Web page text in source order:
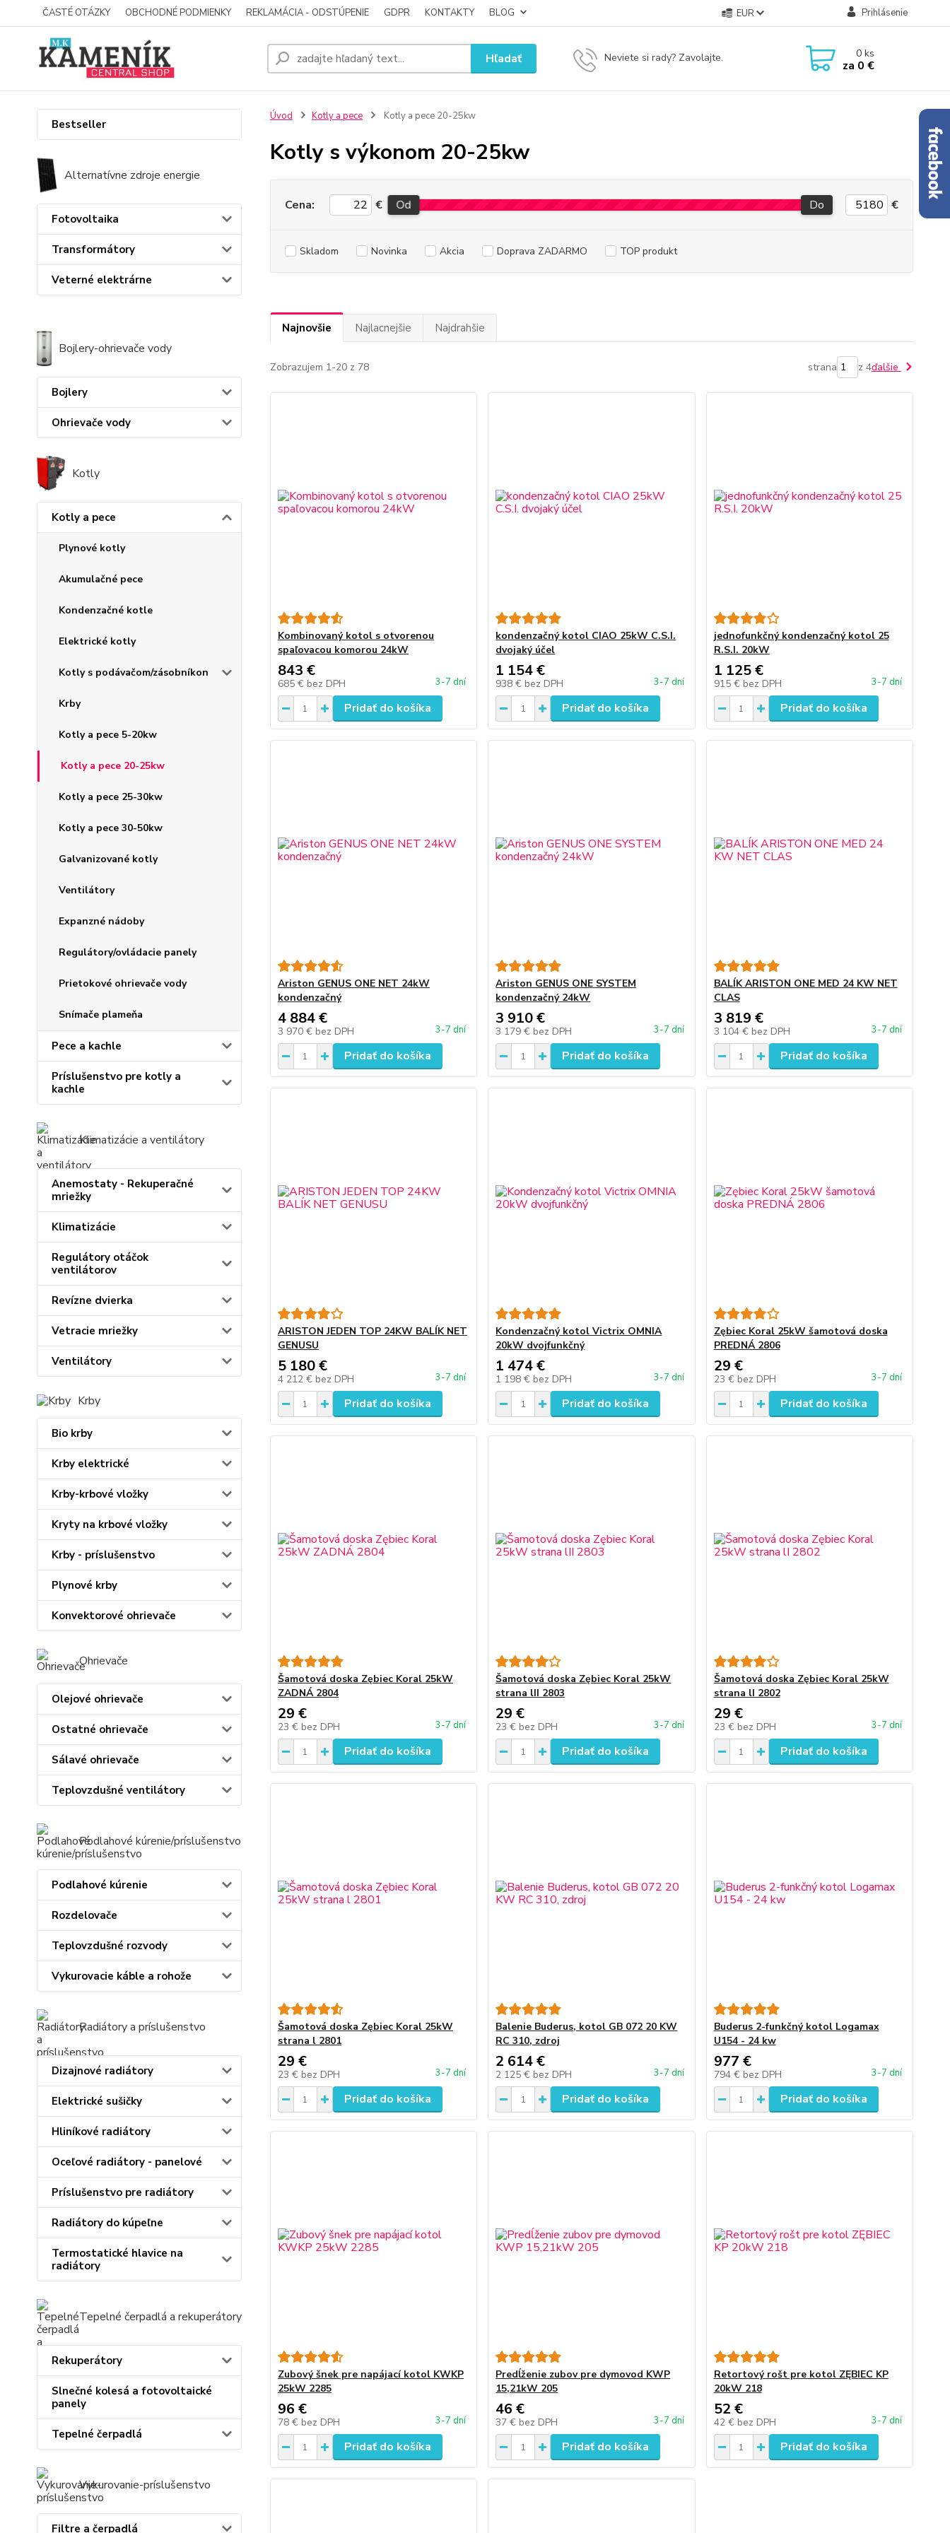
ČASTÉ OTÁZKY OBCHODNÉ PODMIENKY REKLAMÁCIA - ODSTÚPENIE GDPR KONTAKTY BLOG EUR Prihlásenie
Hľadať Neviete si rady? Zavolajte. 0ks
za 0 €
Bestseller
Alternatívne zdroje energie
Fotovoltaika
Transformátory
Veterné elektrárne
Bojlery-ohrievače vody
Bojlery
Ohrievače vody
Kotly
Kotly a pece
Plynové kotly
Akumulačné pece
Kondenzačné kotle
Elektrické kotly
Kotly s podávačom/zásobníkon
Krby
Kotly a pece 5-20kw
Kotly a pece 20-25kw
Kotly a pece 25-30kw
Kotly a pece 30-50kw
Galvanizované kotly
Ventilátory
Expanzné nádoby
Regulátory/ovládacie panely
Prietokové ohrievače vody
Snímače plameňa
Pece a kachle
Príslušenstvo pre kotly a
kachle
Klimatizácie a ventilátory
Anemostaty - Rekuperačné
mriežky
Klimatizácie
Regulátory otáčok
ventilátorov
Revízne dvierka
Vetracie mriežky
Ventilátory
Krby
Bio krby
Krby elektrické
Krby-krbové vložky
Kryty na krbové vložky
Krby - príslušenstvo
Plynové krby
Konvektorové ohrievače
Ohrievače
Olejové ohrievače
Ostatné ohrievače
Sálavé ohrievače
Teplovzdušné ventilátory
Podlahové kúrenie/príslušenstvo
Podlahové kúrenie
Rozdelovače
Teplovzdušné rozvody
Vykurovacie káble a rohože
Radiátory a príslušenstvo
Dizajnové radiátory
Elektrické sušičky
Hliníkové radiátory
Oceľové radiátory - panelové
Príslušenstvo pre radiátory
Radiátory do kúpeľne
Termostatické hlavice na
radiátory
Tepelné čerpadlá a rekuperátory
Rekuperátory
Slnečné kolesá a fotovoltaické
panely
Tepelné čerpadlá
Vykurovanie-príslušenstvo
Filtre a čerpadlá
Úvod Kotly a pece Kotly a pece 20-25kw
Kotly s výkonom 20-25kw
Cena: € Od Do €
Skladom Novinka Akcia Doprava ZADARMO TOP produkt
Najnovšie Najlacnejšie Najdrahšie
Zobrazujem 1-20 z 78 strana z 4ďalšie
Kombinovaný kotol s otvorenou
spaľovacou komorou 24kW
843 €
685 € bez DPH 3-7 dní
Pridať do košíka
kondenzačný kotol CIAO 25kW C.S.I.
dvojaký účel
1 154 €
938 € bez DPH 3-7 dní
Pridať do košíka
jednofunkčný kondenzačný kotol 25
R.S.I. 20kW
1 125 €
915 € bez DPH 3-7 dní
Pridať do košíka
Ariston GENUS ONE NET 24kW
kondenzačný
4 884 €
3 970 € bez DPH 3-7 dní
Pridať do košíka
Ariston GENUS ONE SYSTEM
kondenzačný 24kW
3 910 €
3 179 € bez DPH 3-7 dní
Pridať do košíka
BALÍK ARISTON ONE MED 24 KW NET
CLAS
3 819 €
3 104 € bez DPH 3-7 dní
Pridať do košíka
ARISTON JEDEN TOP 24KW BALÍK NET
GENUSU
5 180 €
4 212 € bez DPH 3-7 dní
Pridať do košíka
Kondenzačný kotol Victrix OMNIA
20kW dvojfunkčný
1 474 €
1 198 € bez DPH 3-7 dní
Pridať do košíka
Zębiec Koral 25kW šamotová doska
PREDNÁ 2806
29 €
23 € bez DPH 3-7 dní
Pridať do košíka
Šamotová doska Zębiec Koral 25kW
ZADNÁ 2804
29 €
23 € bez DPH 3-7 dní
Pridať do košíka
Šamotová doska Zębiec Koral 25kW
strana lII 2803
29 €
23 € bez DPH 3-7 dní
Pridať do košíka
Šamotová doska Zębiec Koral 25kW
strana lI 2802
29 €
23 € bez DPH 3-7 dní
Pridať do košíka
Šamotová doska Zębiec Koral 25kW
strana l 2801
29 €
23 € bez DPH 3-7 dní
Pridať do košíka
Balenie Buderus, kotol GB 072 20 KW
RC 310, zdroj
2 614 €
2 125 € bez DPH 3-7 dní
Pridať do košíka
Buderus 2-funkčný kotol Logamax
U154 - 24 kw
977 €
794 € bez DPH 3-7 dní
Pridať do košíka
Zubový šnek pre napájací kotol KWKP
25kW 2285
96 €
78 € bez DPH 3-7 dní
Pridať do košíka
Predĺženie zubov pre dymovod KWP
15,21kW 205
46 €
37 € bez DPH 3-7 dní
Pridať do košíka
Retortový rošt pre kotol ZĘBIEC KP
20kW 218
52 €
42 € bez DPH 3-7 dní
Pridať do košíka